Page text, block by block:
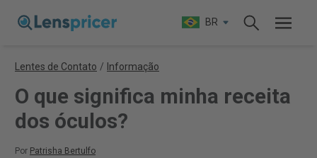
BR
Lentes de Contato / Informação
O que significa minha receita
dos óculos?
Por Patrisha Bertulfo